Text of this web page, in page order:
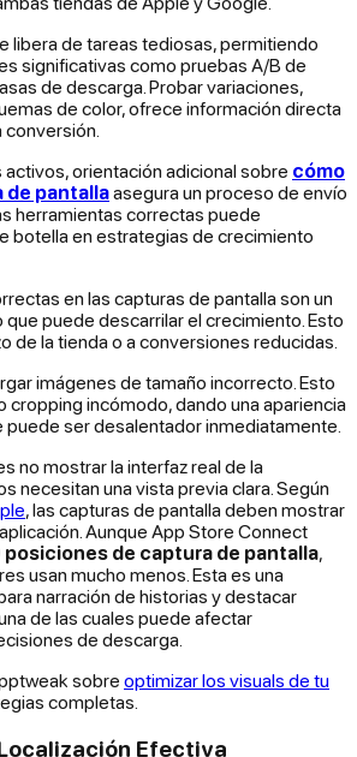
libera de tareas tediosas, permitiendo
significativas como pruebas A/B de
de descarga. Probar variaciones,
de color, ofrece información directa
orientación adicional sobre cómo
de pantallaasegura un proceso de envío
herramientas correctas puede
botella en estrategias de crecimiento
en las capturas de pantalla son un
puede descarrilar el crecimiento. Esto
de la tienda o a conversiones reducidas.
imágenes de tamaño incorrecto. Esto
cropping incómodo, dando una apariencia
ser desalentador inmediatamente.
no mostrar la interfaz real de la
necesitan una vista previa clara. Según
, las capturas de pantalla deben mostrar
Aunque App Store Connect
posiciones de captura de pantalla,
usan mucho menos. Esta es una
narración de historias y destacar
de las cuales puede afectar
de descarga.
sobre optimizar los visuals de tu
completas.
Efectiva